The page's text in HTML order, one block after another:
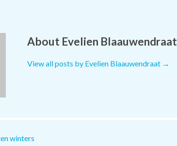
About Evelien Blaauwendraat
View all posts by Evelien Blaauwendraat →
winters